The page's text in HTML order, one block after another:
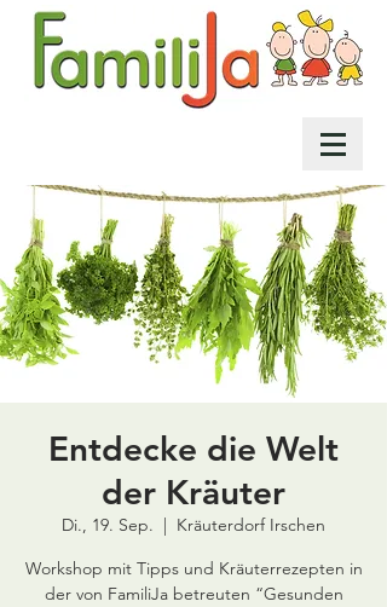
Entdecke die Welt
der Kräuter
Di., 19. Sep.
  |
Kräuterdorf Irschen
Workshop mit Tipps und Kräuterrezepten in
der von FamiliJa betreuten “Gesunden